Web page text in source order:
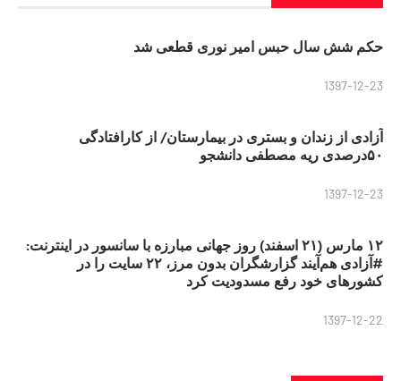
حکم شش سال حبس امیر نوری قطعی شد
1397-12-23
آزادی از زندان و بستری در بیمارستان/ از کارافتادگی
۵۰درصدی ریه مصطفی دانشجو
1397-12-23
۱۲ مارس (۲۱ اسفند) روز جهانی مبارزه با سانسور در اینترنت:
#آزادی هم‌آیند گزارشگران‌ بدون مرز، ۲۲ سایت را در
کشورهای خود رفع مسدودیت کرد
1397-12-22